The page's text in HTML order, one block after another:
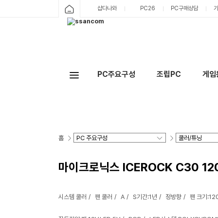
샵다나와 PC26 PC구매상담
PC주요구성 조립PC 게
홈
마이크로닉스 ICEROCK C30
시스템 쿨러 팬 쿨러 A S기간:1년 정방향 팬 크기